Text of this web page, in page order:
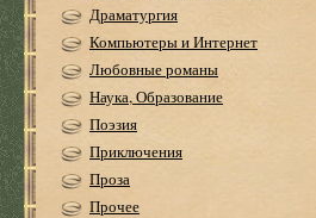
Драматургия
Компьютеры и Интернет
Любовные романы
Наука, Образование
Поэзия
Приключения
Проза
Прочее